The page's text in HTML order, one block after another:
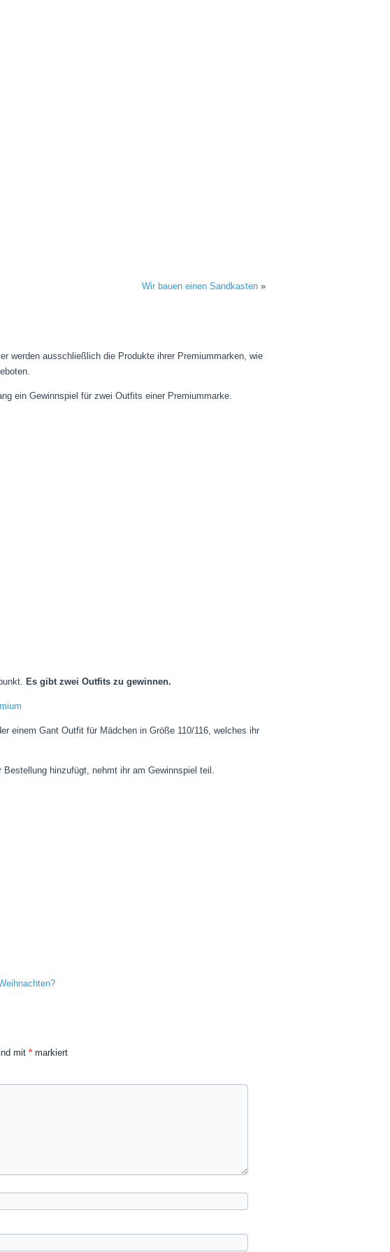
Wir bauen einen Sandkasten »
werden ausschließlich die Produkte ihrer Premiummarken, wie
ein Gewinnspiel für zwei Outfits einer Premiummarke.
Es gibt zwei Outfits zu gewinnen.
einem Gant Outfit für Mädchen in Größe 110/116, welches ihr
hinzufügt, nehmt ihr am Gewinnspiel teil.
mit * markiert